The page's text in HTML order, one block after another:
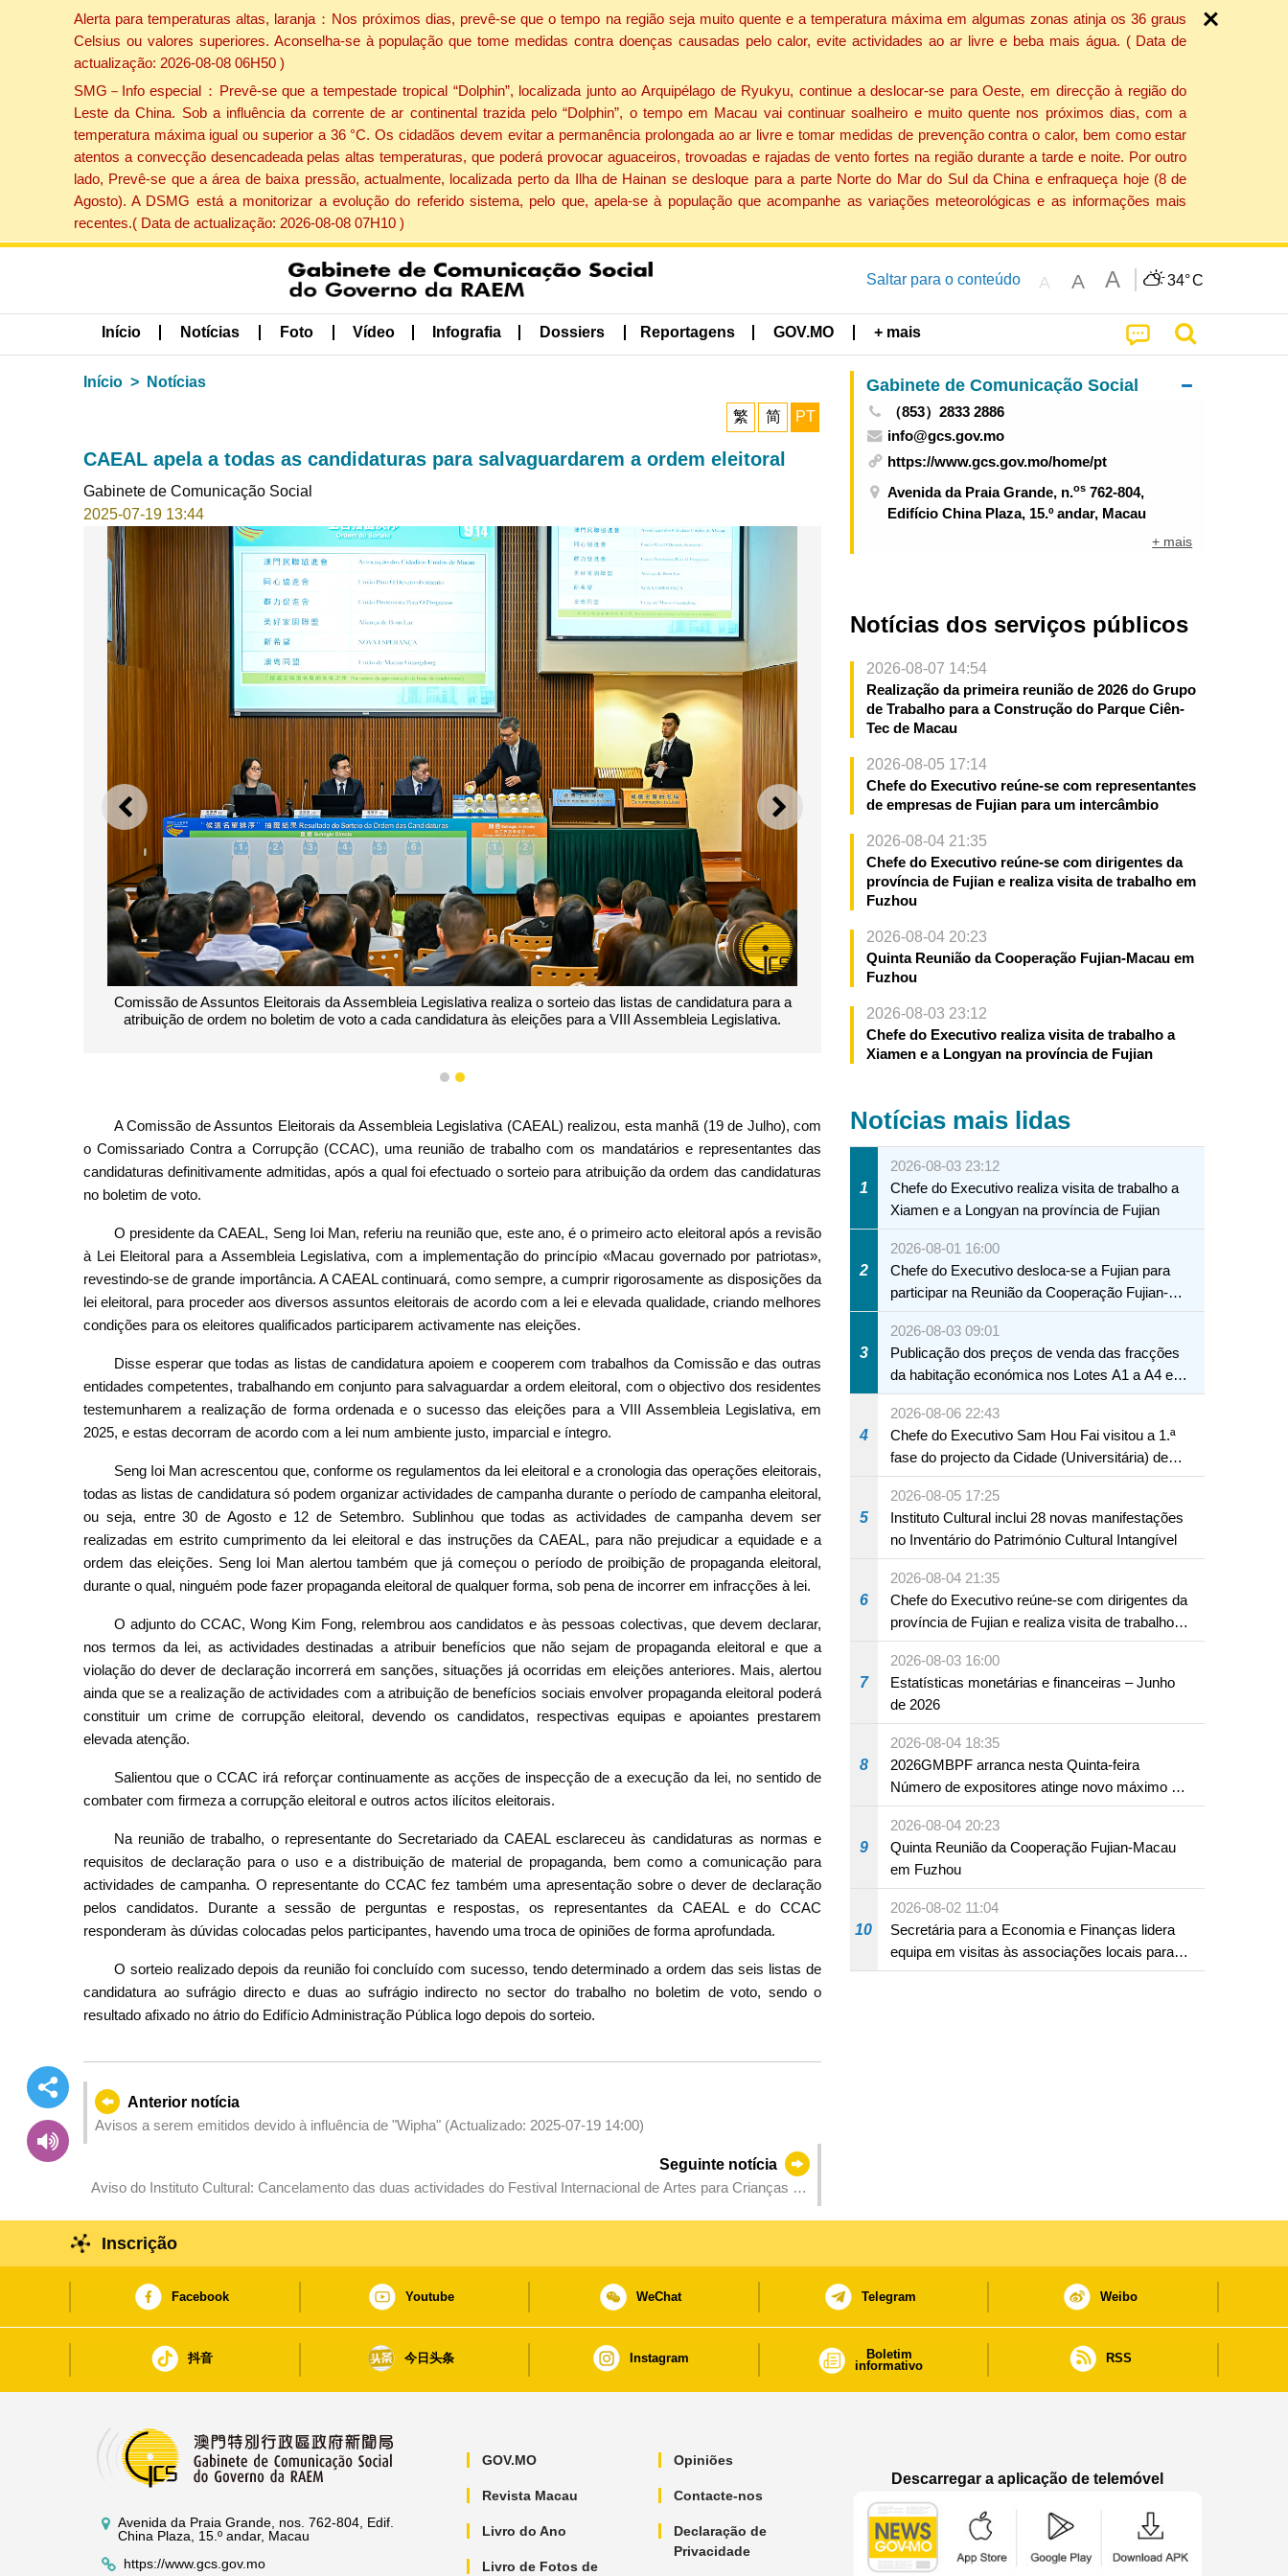
Alerta para temperaturas altas, laranja：Nos próximos dias, prevê-se que o tempo na região seja muito quente e a temperatura máxima em algumas zonas atinja os 36 graus
Celsius ou valores superiores. Aconselha-se à população que tome medidas contra doenças causadas pelo calor, evite actividades ao ar livre e beba mais água. ( Data de
actualização: 2026-08-08 06H50 )
SMG－Info especial：Prevê-se que a tempestade tropical “Dolphin”, localizada junto ao Arquipélago de Ryukyu, continue a deslocar-se para Oeste, em direcção à região do
Leste da China. Sob a influência da corrente de ar continental trazida pelo “Dolphin”, o tempo em Macau vai continuar soalheiro e muito quente nos próximos dias, com a
temperatura máxima igual ou superior a 36 °C. Os cidadãos devem evitar a permanência prolongada ao ar livre e tomar medidas de prevenção contra o calor, bem como estar
atentos a convecção desencadeada pelas altas temperaturas, que poderá provocar aguaceiros, trovoadas e rajadas de vento fortes na região durante a tarde e noite. Por outro
lado, Prevê-se que a área de baixa pressão, actualmente, localizada perto da Ilha de Hainan se desloque para a parte Norte do Mar do Sul da China e enfraqueça hoje (8 de
Agosto). A DSMG está a monitorizar a evolução do referido sistema, pelo que, apela-se à população que acompanhe as variações meteorológicas e as informações mais
recentes.( Data de actualização: 2026-08-08 07H10 )
Saltar para o conteúdo A A A 34°C
Início Notícias Foto Vídeo Infografia Dossiers Reportagens GOV.MO + mais
Início Notícias
繁 简 PT
CAEAL apela a todas as candidaturas para salvaguardarem a ordem eleitoral
Gabinete de Comunicação Social
2025-07-19 13:44
ANTERIOR SEGUINTE
Comissão de Assuntos Eleitorais da Assembleia Legislativa realiza o sorteio das listas de candidatura para a
atribuição de ordem no boletim de voto a cada candidatura às eleições para a VIII Assembleia Legislativa.
1 2
A Comissão de Assuntos Eleitorais da Assembleia Legislativa (CAEAL) realizou, esta manhã (19 de Julho), com
o Comissariado Contra a Corrupção (CCAC), uma reunião de trabalho com os mandatários e representantes das
candidaturas definitivamente admitidas, após a qual foi efectuado o sorteio para atribuição da ordem das candidaturas
no boletim de voto.
O presidente da CAEAL, Seng Ioi Man, referiu na reunião que, este ano, é o primeiro acto eleitoral após a revisão
à Lei Eleitoral para a Assembleia Legislativa, com a implementação do princípio «Macau governado por patriotas»,
revestindo-se de grande importância. A CAEAL continuará, como sempre, a cumprir rigorosamente as disposições da
lei eleitoral, para proceder aos diversos assuntos eleitorais de acordo com a lei e elevada qualidade, criando melhores
condições para os eleitores qualificados participarem activamente nas eleições.
Disse esperar que todas as listas de candidatura apoiem e cooperem com trabalhos da Comissão e das outras
entidades competentes, trabalhando em conjunto para salvaguardar a ordem eleitoral, com o objectivo dos residentes
testemunharem a realização de forma ordenada e o sucesso das eleições para a VIII Assembleia Legislativa, em
2025, e estas decorram de acordo com a lei num ambiente justo, imparcial e íntegro.
Seng Ioi Man acrescentou que, conforme os regulamentos da lei eleitoral e a cronologia das operações eleitorais,
todas as listas de candidatura só podem organizar actividades de campanha durante o período de campanha eleitoral,
ou seja, entre 30 de Agosto e 12 de Setembro. Sublinhou que todas as actividades de campanha devem ser
realizadas em estrito cumprimento da lei eleitoral e das instruções da CAEAL, para não prejudicar a equidade e a
ordem das eleições. Seng Ioi Man alertou também que já começou o período de proibição de propaganda eleitoral,
durante o qual, ninguém pode fazer propaganda eleitoral de qualquer forma, sob pena de incorrer em infracções à lei.
O adjunto do CCAC, Wong Kim Fong, relembrou aos candidatos e às pessoas colectivas, que devem declarar,
nos termos da lei, as actividades destinadas a atribuir benefícios que não sejam de propaganda eleitoral e que a
violação do dever de declaração incorrerá em sanções, situações já ocorridas em eleições anteriores. Mais, alertou
ainda que se a realização de actividades com a atribuição de benefícios sociais envolver propaganda eleitoral poderá
constituir um crime de corrupção eleitoral, devendo os candidatos, respectivas equipas e apoiantes prestarem
elevada atenção.
Salientou que o CCAC irá reforçar continuamente as acções de inspecção de a execução da lei, no sentido de
combater com firmeza a corrupção eleitoral e outros actos ilícitos eleitorais.
Na reunião de trabalho, o representante do Secretariado da CAEAL esclareceu às candidaturas as normas e
requisitos de declaração para o uso e a distribuição de material de propaganda, bem como a comunicação para
actividades de campanha. O representante do CCAC fez também uma apresentação sobre o dever de declaração
pelos candidatos. Durante a sessão de perguntas e respostas, os representantes da CAEAL e do CCAC
responderam às dúvidas colocadas pelos participantes, havendo uma troca de opiniões de forma aprofundada.
O sorteio realizado depois da reunião foi concluído com sucesso, tendo determinado a ordem das seis listas de
candidatura ao sufrágio directo e duas ao sufrágio indirecto no sector do trabalho no boletim de voto, sendo o
resultado afixado no átrio do Edifício Administração Pública logo depois do sorteio.
Anterior notícia
Avisos a serem emitidos devido à influência de "Wipha" (Actualizado: 2025-07-19 14:00)
Seguinte notícia
Aviso do Instituto Cultural: Cancelamento das duas actividades do Festival Internacional de Artes para Crianças de
Gabinete de Comunicação Social
（853）2833 2886
info@gcs.gov.mo
https://www.gcs.gov.mo/home/pt
Avenida da Praia Grande, n.os 762-804,
Edifício China Plaza, 15.º andar, Macau
+ mais
Notícias dos serviços públicos
2026-08-07 14:54
Realização da primeira reunião de 2026 do Grupo
de Trabalho para a Construção do Parque Ciên-
Tec de Macau
2026-08-05 17:14
Chefe do Executivo reúne-se com representantes
de empresas de Fujian para um intercâmbio
2026-08-04 21:35
Chefe do Executivo reúne-se com dirigentes da
província de Fujian e realiza visita de trabalho em
Fuzhou
2026-08-04 20:23
Quinta Reunião da Cooperação Fujian-Macau em
Fuzhou
2026-08-03 23:12
Chefe do Executivo realiza visita de trabalho a
Xiamen e a Longyan na província de Fujian
Notícias mais lidas
1
2026-08-03 23:12
Chefe do Executivo realiza visita de trabalho a
Xiamen e a Longyan na província de Fujian
2
2026-08-01 16:00
Chefe do Executivo desloca-se a Fujian para
participar na Reunião da Cooperação Fujian-
Macau
3
2026-08-03 09:01
Publicação dos preços de venda das fracções
da habitação económica nos Lotes A1 a A4 e
A12 da Zona A dos Novos Aterros
4
2026-08-06 22:43
Chefe do Executivo Sam Hou Fai visitou a 1.ª
fase do projecto da Cidade (Universitária) de
Educação Internacional de Macau e Hengqin
5
2026-08-05 17:25
Instituto Cultural inclui 28 novas manifestações
no Inventário do Património Cultural Intangível
6
2026-08-04 21:35
Chefe do Executivo reúne-se com dirigentes da
província de Fujian e realiza visita de trabalho
em Fuzhou
7
2026-08-03 16:00
Estatísticas monetárias e financeiras – Junho
de 2026
8
2026-08-04 18:35
2026GMBPF arranca nesta Quinta-feira
Número de expositores atinge novo máximo em
18 anos
9
2026-08-04 20:23
Quinta Reunião da Cooperação Fujian-Macau
em Fuzhou
10
2026-08-02 11:04
Secretária para a Economia e Finanças lidera
equipa em visitas às associações locais para
consolidar consensos e promover os trabalhos
Inscrição
Facebook Youtube WeChat Telegram Weibo
抖音 今日头条 Instagram
Boletim
informativo
RSS
Avenida da Praia Grande, nos. 762-804, Edif.
China Plaza, 15.º andar, Macau
https://www.gcs.gov.mo
GOV.MO
Revista Macau
Livro do Ano
Livro de Fotos de
Opiniões
Contacte-nos
Declaração de
Privacidade
Descarregar a aplicação de telemóvel